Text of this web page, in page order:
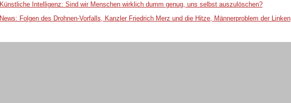
Künstliche Intelligenz: Sind wir Menschen wirklich dumm genug, uns selbst auszulöschen?
News: Folgen des Drohnen-Vorfalls, Kanzler Friedrich Merz und die Hitze, Männerproblem der Linken